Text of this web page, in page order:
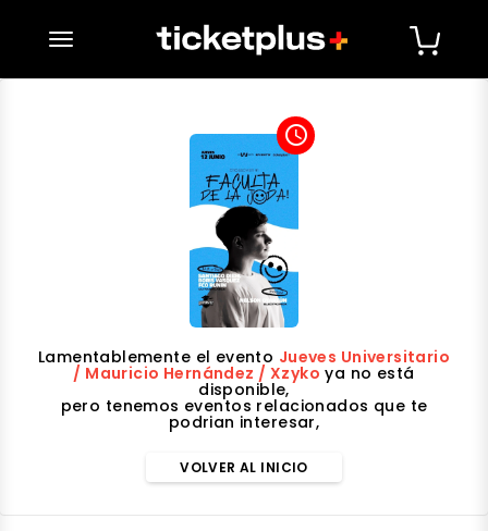
desplegar navegación
access_time
Lamentablemente el evento Jueves Universitario
/ Mauricio Hernández / Xzyko ya no está
disponible,
pero tenemos eventos relacionados que te
podrian interesar,
VOLVER AL INICIO